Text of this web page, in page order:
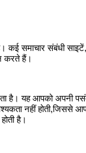
कई समाचार संबंधी
करते हैं।
है। यह आपको अपनी
नहीं होती,जिससे
है।